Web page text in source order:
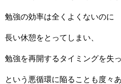
勉強の効率は全くよくないのに
長い休憩をとってしまい、
勉強を再開するタイミングを失
という悪循環に陥ることも度々